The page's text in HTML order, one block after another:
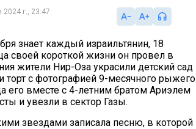
г., 23:47
знает каждый израильтянин, 18
своей короткой жизни он провел в
жители Нир-Оза украсили детский сад
с фотографией 9-месячного рыжего
вместе с 4-летним братом Ариэлем
и увезли в сектор Газы.
звездами записала песню, в которой